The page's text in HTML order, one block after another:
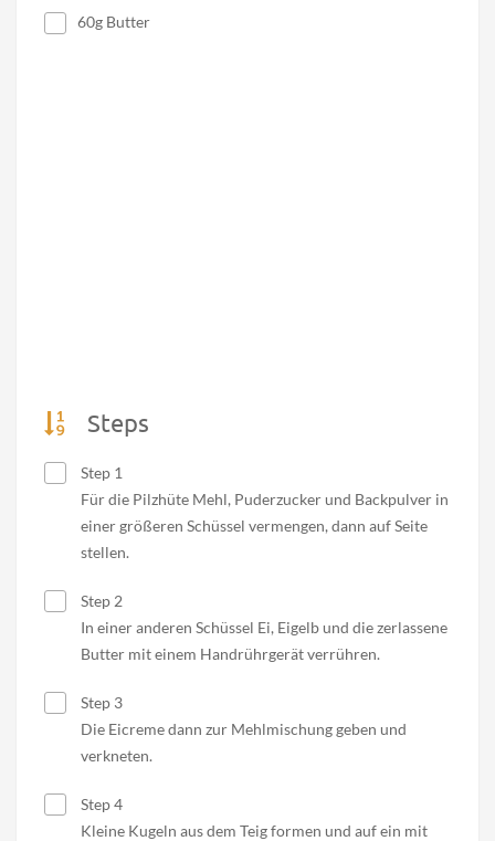
60g Butter
Steps
Step 1
Für die Pilzhüte Mehl, Puderzucker und Backpulver in
einer größeren Schüssel vermengen, dann auf Seite
stellen.
Step 2
In einer anderen Schüssel Ei, Eigelb und die zerlassene
Butter mit einem Handrührgerät verrühren.
Step 3
Die Eicreme dann zur Mehlmischung geben und
verkneten.
Step 4
Kleine Kugeln aus dem Teig formen und auf ein mit